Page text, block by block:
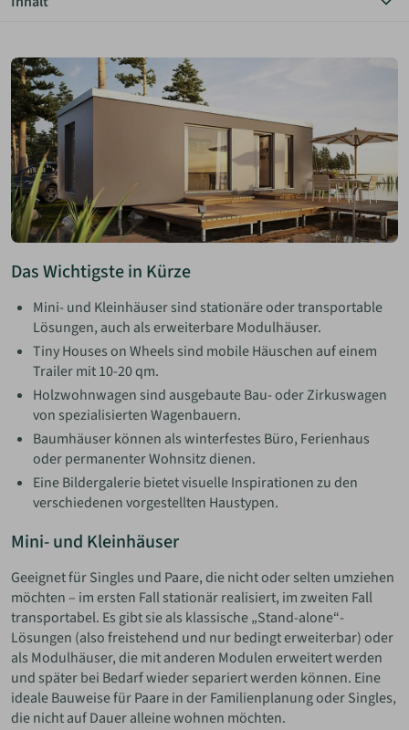
Tiny Houses on Wheels
Holzwohnwagen
Baumhäuser
Bildergalerie
Das Wichtigste in Kürze
Mini- und Kleinhäuser sind stationäre oder transportable
Lösungen, auch als erweiterbare Modulhäuser.
Tiny Houses on Wheels sind mobile Häuschen auf einem
Trailer mit 10-20 qm.
Holzwohnwagen sind ausgebaute Bau- oder Zirkuswagen
von spezialisierten Wagenbauern.
Baumhäuser können als winterfestes Büro, Ferienhaus
oder permanenter Wohnsitz dienen.
Eine Bildergalerie bietet visuelle Inspirationen zu den
verschiedenen vorgestellten Haustypen.
Mini- und Kleinhäuser
Geeignet für Singles und Paare, die nicht oder selten umziehen
möchten – im ersten Fall stationär realisiert, im zweiten Fall
transportabel. Es gibt sie als klassische „Stand-alone“-
Lösungen (also freistehend und nur bedingt erweiterbar) oder
als Modulhäuser, die mit anderen Modulen erweitert werden
und später bei Bedarf wieder separiert werden können. Eine
ideale Bauweise für Paare in der Familienplanung oder Singles,
die nicht auf Dauer alleine wohnen möchten.